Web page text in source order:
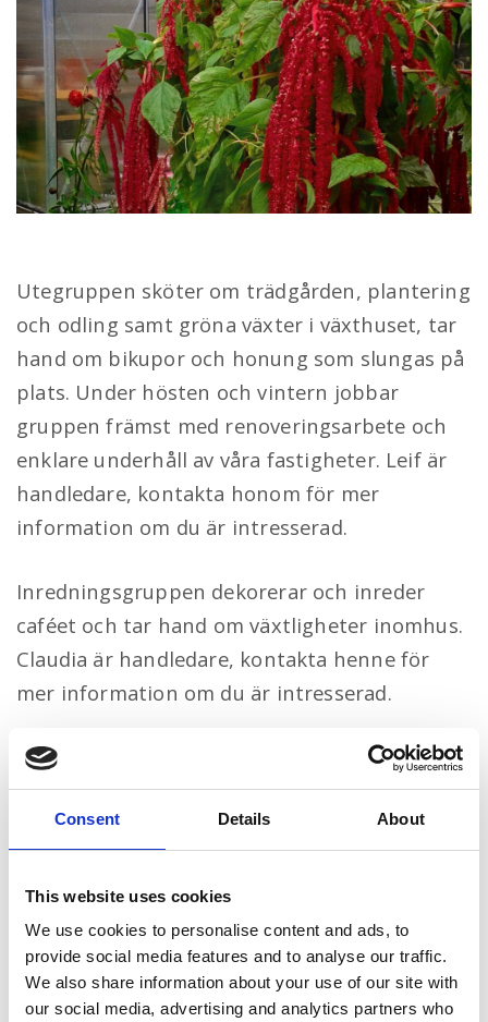
Consent Details About
This website uses cookies
We use cookies to personalise content and ads, to
provide social media features and to analyse our traffic.
We also share information about your use of our site with
our social media, advertising and analytics partners who
Arbetsgrupper för inne- och
utemiljö
Publicerad
28 mars, 2025 av winternet
till
Aktivitetshuset erbjuder
Utegruppen sköter om trädgården, plantering
och odling samt gröna växter i växthuset, tar
hand om bikupor och honung som slungas på
plats. Under hösten och vintern jobbar
gruppen främst med renoveringsarbete och
enklare underhåll av våra fastigheter. Leif är
handledare, kontakta honom för mer
information om du är intresserad.
Inredningsgruppen dekorerar och inreder
caféet och tar hand om växtligheter inomhus.
Claudia är handledare, kontakta henne för
mer information om du är intresserad.